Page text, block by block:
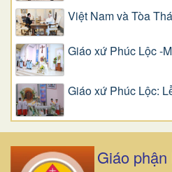
Việt Nam và Tòa
Giáo xứ Phúc Lộc -
Giáo xứ Phúc Lộc:
Giáo